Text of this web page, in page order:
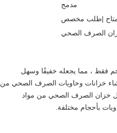
مدمج
|طلب مخصص
الصرف الصحي
الصرف الصحي بنية متكاملة ومصممة خصيصًا للاستخدام الصناعي والمنزلي.إنه متوفر باللون الأسود ويزن 2.5 كجم فقط ، مما يجعله خفيفًا وسهل
خزانات وحاويات الصرف الصحي من
خزان الصرف الصحي من مواد
بأحجام مختلفة.